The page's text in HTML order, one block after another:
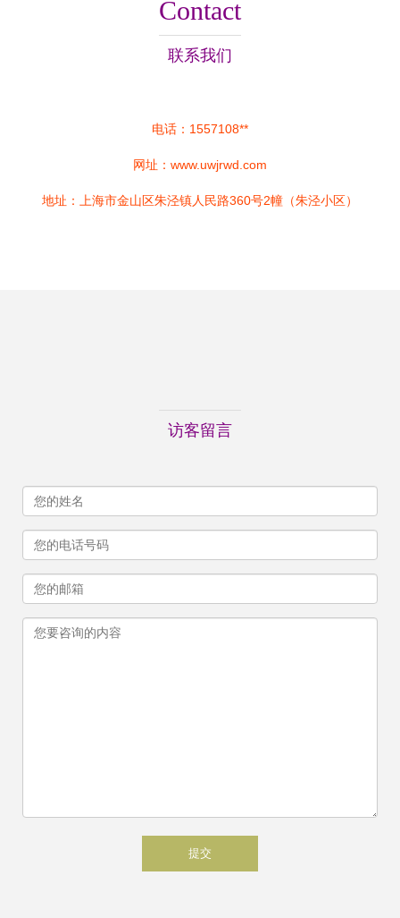
Contact
联系我们
电话：1557108**
网址： www.uwjrwd.com
地址：上海市金山区朱泾镇人民路360号2幢（朱泾小区）
访客留言